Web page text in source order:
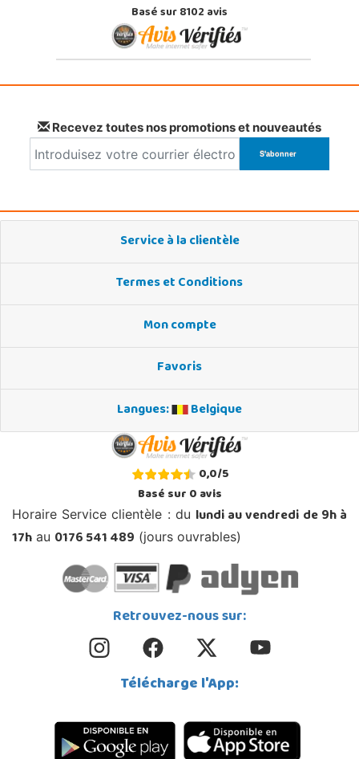
Basé sur 8102 avis
Recevez toutes nos promotions et nouveautés
Service à la clientèle
Termes et Conditions
Mon compte
Favoris
Langues:
Belgique
0,0/5
Basé sur0avis
Horaire Service clientèle : du lundi au vendredi de 9h à
17h au 0176 541 489 (jours ouvrables)
Retrouvez-nous sur:
Télécharge l'App: